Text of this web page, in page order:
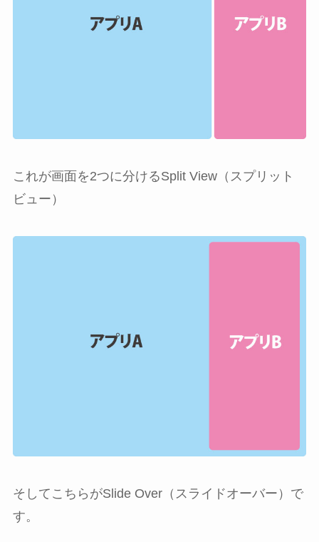
これが画面を2つに分けるSplit View（スプリット
ビュー）
そしてこちらがSlide Over（スライドオーバー）で
す。